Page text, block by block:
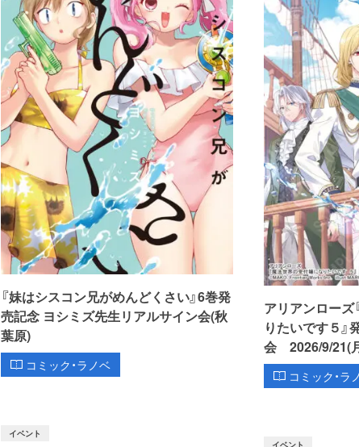
『妹はシスコン兄がめんどくさい』6巻発
売記念 ヨシミズ先生リアルサイン会(秋
葉原)
コミック・ラノベ
アリアンローズ
りたいです５』
会 2026/9/21(
コミック・ラ
イベント
イベント